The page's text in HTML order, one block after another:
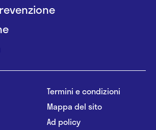
Termini e condizioni
Mappa del sito
Ad policy